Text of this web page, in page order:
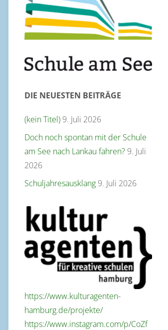
DIE NEUESTEN BEITRÄGE
(kein Titel) 9. Juli 2026
Doch noch spontan mit der Schule
am See nach Lankau fahren? 9. Juli
2026
Schuljahresausklang 9. Juli 2026
https://www.kulturagenten-
hamburg.de/projekte/
https://www.instagram.com/p/CoZf